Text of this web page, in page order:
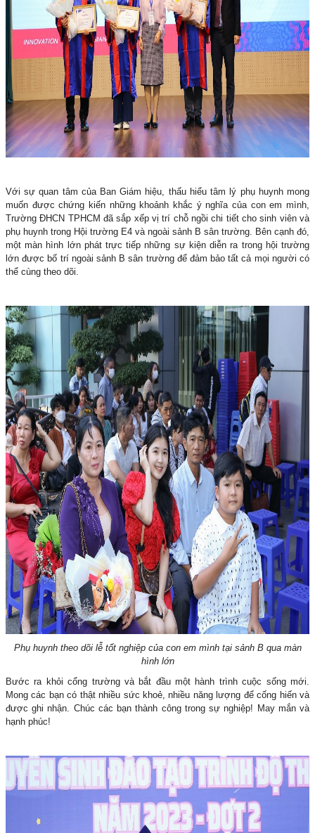
Với sự quan tâm của Ban Giám hiệu, thấu hiểu tâm lý phụ huynh mong
muốn được chứng kiến những khoảnh khắc ý nghĩa của con em mình,
Trường ĐHCN TPHCM đã sắp xếp vị trí chỗ ngồi chi tiết cho sinh viên và
phụ huynh trong Hội trường E4 và ngoài sảnh B sân trường. Bên cạnh đó,
một màn hình lớn phát trực tiếp những sự kiện diễn ra trong hội trường
lớn được bố trí ngoài sảnh B sân trường để đảm bảo tất cả mọi người có
thể cùng theo dõi.
Phụ huynh theo dõi lễ tốt nghiệp của con em mình tại sảnh B qua màn
hình lớn
Bước ra khỏi cổng trường và bắt đầu một hành trình cuộc sống mới.
Mong các bạn có thật nhiều sức khoẻ, nhiều năng lượng để cống hiến và
được ghi nhận. Chúc các bạn thành công trong sự nghiệp! May mắn và
hạnh phúc!